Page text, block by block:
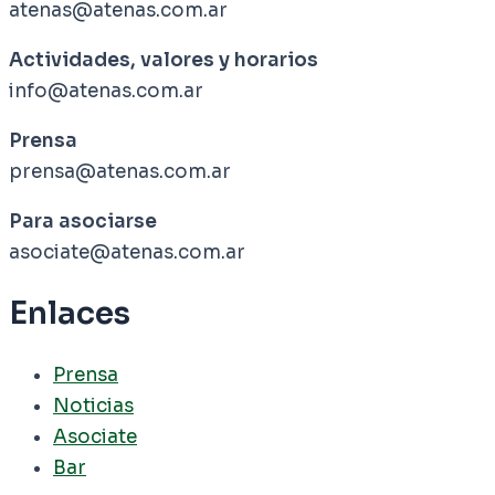
atenas@atenas.com.ar
Actividades, valores y horarios
info@atenas.com.ar
Prensa
prensa@atenas.com.ar
Para asociarse
asociate@atenas.com.ar
Enlaces
Prensa
Noticias
Asociate
Bar